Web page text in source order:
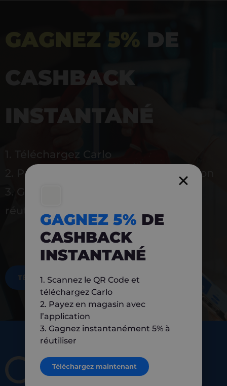
GAGNEZ 5% DE
CASHBACK
INSTANTANÉ
1. Téléchargez Carlo
2. Payez en magasin avec l’application
3. Gagnez instantanément 5 % à
réutiliser
TÉLÉCHARGEZ MAINTENANT
GAGNEZ 5% DE
CASHBACK
INSTANTANÉ
1. Scannez le QR Code et
téléchargez Carlo
2. Payez en magasin avec
l’application
3. Gagnez instantanément 5% à
réutiliser
Téléchargez maintenant